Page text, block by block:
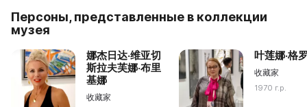
Персоны, представленные в коллекции
музея
娜杰日达·维亚切
斯拉夫芙娜·布里
基娜
收藏家
叶莲娜·格
收藏家
1970 г.р.